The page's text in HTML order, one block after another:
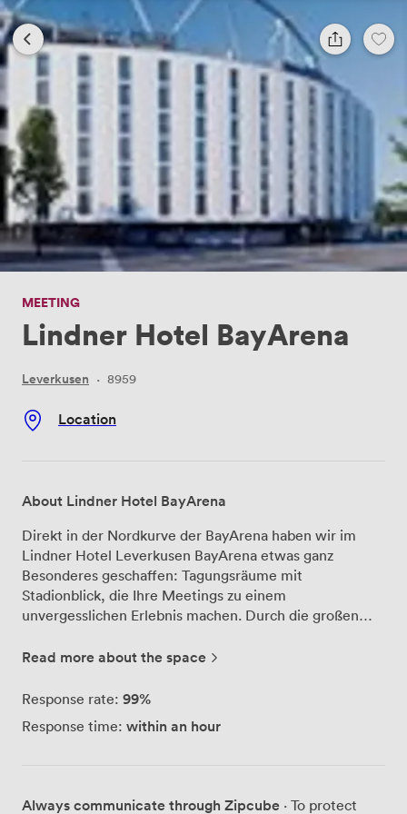
MEETING
Lindner Hotel BayArena
Leverkusen · 8959
Location
About Lindner Hotel BayArena
Direkt in der Nordkurve der BayArena haben wir im
Lindner Hotel Leverkusen BayArena etwas ganz
Besonderes geschaffen: Tagungsräume mit
Stadionblick, die Ihre Meetings zu einem
unvergesslichen Erlebnis machen. Durch die großen
den heiligen Rasen von Bayer 04 – ein Panorama, das
acht multifunktionalen Tagungsräume bieten Platz für
Präsentationstechnik ausgestattet. Ob Sie eine kleine
Read more about the space
Response rate: 99%
Response time: within an hour
Always communicate through Zipcube · To protect